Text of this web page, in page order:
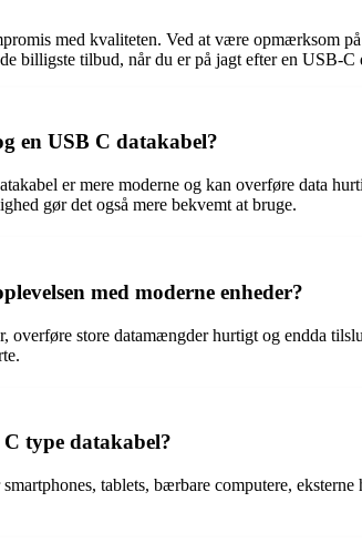
med kvaliteten. Ved at være opmærksom
billigste tilbud, når du er på jagt efter en USB-C
en USB C datakabel?
er mere moderne og kan overføre data
gør det også mere bekvemt at bruge.
med moderne enheder?
store datamængder hurtigt og endda
type datakabel?
tablets, bærbare computere,